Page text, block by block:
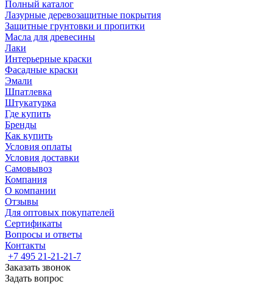
Полный каталог
Лазурные деревозащитные покрытия
Защитные грунтовки и пропитки
Масла для древесины
Лаки
Интерьерные краски
Фасадные краски
Эмали
Шпатлевка
Штукатурка
Где купить
Бренды
Как купить
Условия оплаты
Условия доставки
Самовывоз
Компания
О компании
Отзывы
Для оптовых покупателей
Сертификаты
Вопросы и ответы
Контакты
+7 495 21-21-21-7
Заказать звонок
Задать вопрос